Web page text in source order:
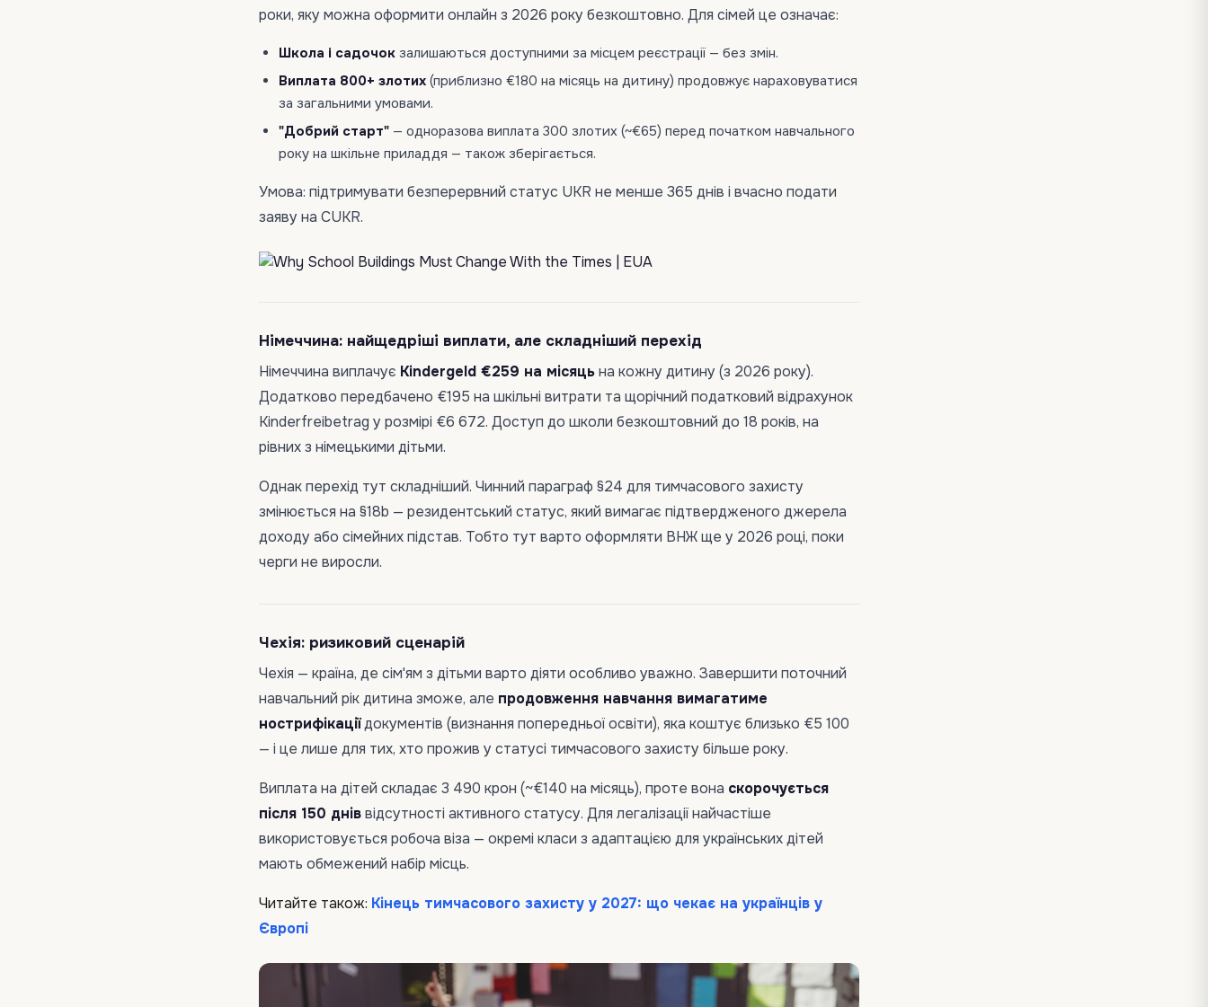
роки, яку можна оформити онлайн з 2026 року безкоштовно. Для сімей це означає:
Школа і садочок залишаються доступними за місцем реєстрації — без змін.
Виплата 800+ злотих (приблизно €180 на місяць на дитину) продовжує нараховуватися
за загальними умовами.
"Добрий старт" — одноразова виплата 300 злотих (~€65) перед початком навчального
року на шкільне приладдя — також зберігається.
Умова: підтримувати безперервний статус UKR не менше 365 днів і вчасно подати
заяву на CUKR.
Німеччина: найщедріші виплати, але складніший перехід
Німеччина виплачує Kindergeld €259 на місяцьна кожну дитину (з 2026 року).
Додатково передбачено €195 на шкільні витрати та щорічний податковий відрахунок
Kinderfreibetrag у розмірі €6 672. Доступ до школи безкоштовний до 18 років, на
рівних з німецькими дітьми.
Однак перехід тут складніший. Чинний параграф §24 для тимчасового захисту
змінюється на §18b — резидентський статус, який вимагає підтвердженого джерела
доходу або сімейних підстав. Тобто тут варто оформляти ВНЖ ще у 2026 році, поки
черги не виросли.
Чехія: ризиковий сценарій
Чехія — країна, де сім'ям з дітьми варто діяти особливо уважно. Завершити поточний
навчальний рік дитина зможе, але продовження навчання вимагатиме
нострифікаціїдокументів (визнання попередньої освіти), яка коштує близько €5 100
— і це лише для тих, хто прожив у статусі тимчасового захисту більше року.
Виплата на дітей складає 3 490 крон (~€140 на місяць), проте вона скорочується
після 150 дніввідсутності активного статусу. Для легалізації найчастіше
використовується робоча віза — окремі класи з адаптацією для українських дітей
мають обмежений набір місць.
Читайте також: Кінець тимчасового захисту у 2027: що чекає на українців у
Європі